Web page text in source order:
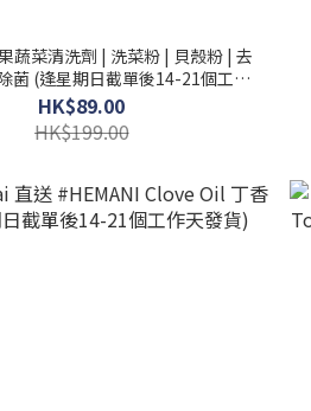
蔬菜清洗劑 | 洗菜粉 | 貝殼粉 | 去
菌 (逢星期日截單後14-21個工作
天發貨)
HK$89.00
HK$199.00